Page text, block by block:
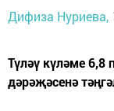
Дифиза Нуриева,
Түләү күләме 6,8
дәрәҗәсенә